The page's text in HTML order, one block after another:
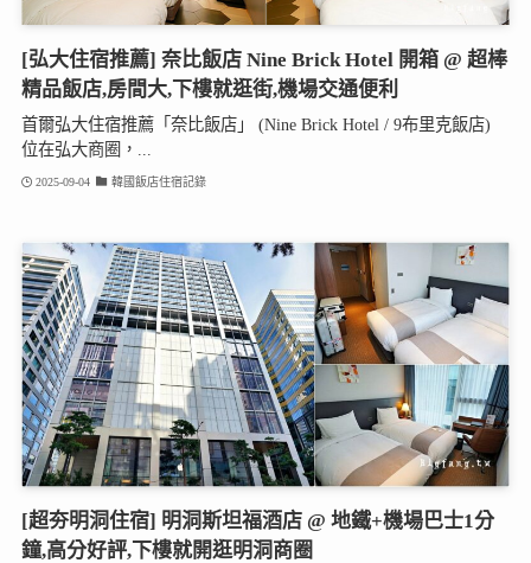
[弘大住宿推薦] 奈比飯店 Nine Brick Hotel 開箱 @ 超棒
精品飯店,房間大,下樓就逛街,機場交通便利
首爾弘大住宿推薦「奈比飯店」 (Nine Brick Hotel / 9布里克飯店)
位在弘大商圈，...
2025-09-04 韓國飯店住宿記錄
[超夯明洞住宿] 明洞斯坦福酒店 @ 地鐵+機場巴士1分
鐘,高分好評,下樓就開逛明洞商圈